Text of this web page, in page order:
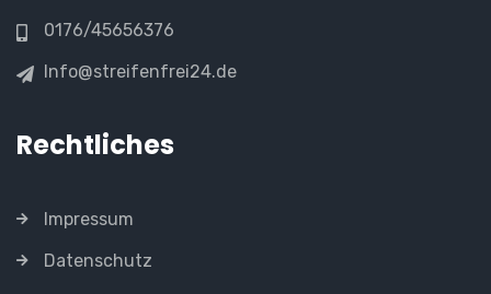
0176/45656376
Info@streifenfrei24.de
Rechtliches
Impressum
Datenschutz